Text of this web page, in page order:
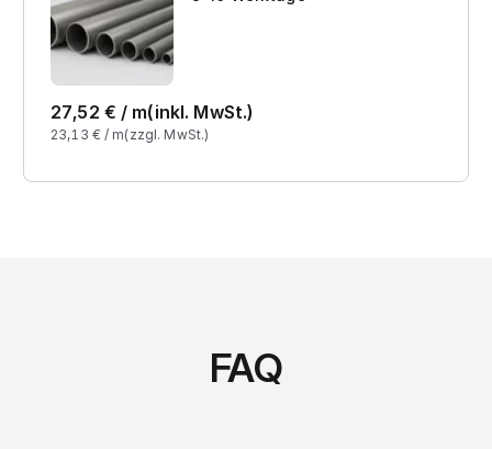
27,52 € / m(inkl. MwSt.)
23,13 € / m(zzgl. MwSt.)
FAQ